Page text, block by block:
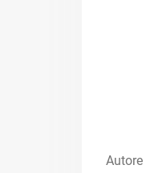
Autore